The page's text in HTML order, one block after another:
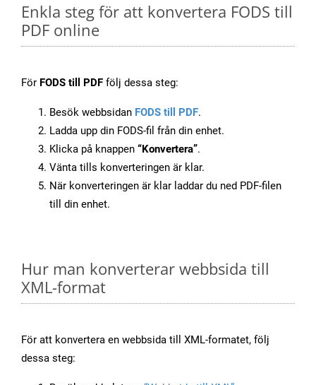
Enkla steg för att konvertera FODS till
PDF online
För FODS till PDF följ dessa steg:
Besök webbsidan FODS till PDF.
Ladda upp din FODS-fil från din enhet.
Klicka på knappen “Konvertera”.
Vänta tills konverteringen är klar.
När konverteringen är klar laddar du ned PDF-filen
till din enhet.
Hur man konverterar webbsida till
XML-format
För att konvertera en webbsida till XML-formatet, följ
dessa steg: